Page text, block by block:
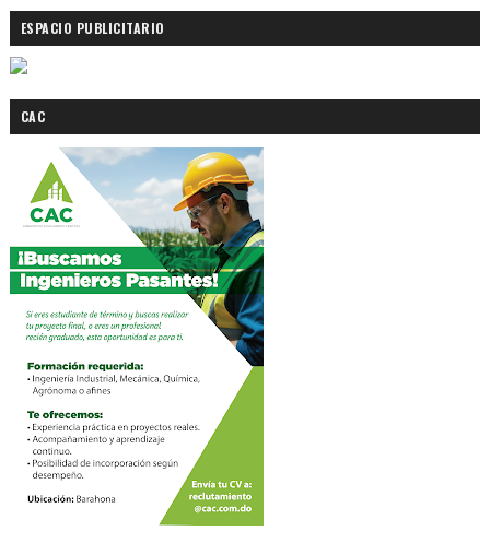
ESPACIO PUBLICITARIO
CAC